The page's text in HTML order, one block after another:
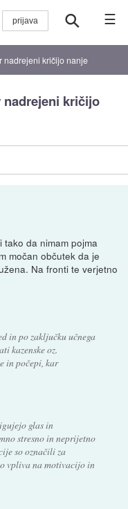
☰
nadrejeni kričijo nanje
nadrejeni kričijo
da nimam pojma
močan občutek da je
Na fronti te verjetno
in po zaključku učnega
kazenske oz.
in počepi, kar
glas in
stresno in neprijetno
so označili za
vpliva na motivacijo in